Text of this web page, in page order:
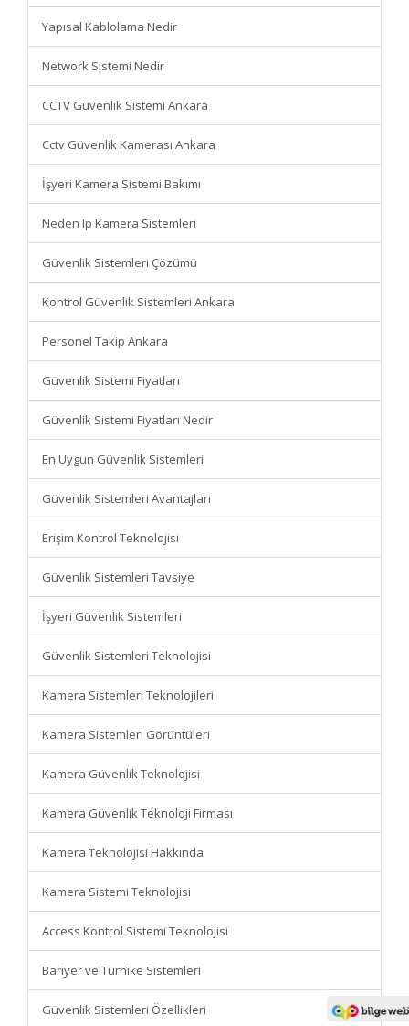
Yapısal Kablolama Nedir
Network Sistemi Nedir
CCTV Güvenlik Sistemi Ankara
Cctv Güvenlik Kamerası Ankara
İşyeri Kamera Sistemi Bakımı
Neden Ip Kamera Sistemleri
Güvenlik Sistemleri Çözümü
Kontrol Güvenlik Sistemleri Ankara
Personel Takip Ankara
Güvenlik Sistemi Fiyatları
Güvenlik Sistemi Fiyatları Nedir
En Uygun Güvenlik Sistemleri
Güvenlik Sistemleri Avantajları
Erişim Kontrol Teknolojisi
Güvenlik Sistemleri Tavsiye
İşyeri Güvenlik Sistemleri
Güvenlik Sistemleri Teknolojisi
Kamera Sistemleri Teknolojileri
Kamera Sistemleri Görüntüleri
Kamera Güvenlik Teknolojisi
Kamera Güvenlik Teknoloji Firması
Kamera Teknolojisi Hakkında
Kamera Sistemi Teknolojisi
Access Kontrol Sistemi Teknolojisi
Bariyer ve Turnike Sistemleri
Güvenlik Sistemleri Özellikleri